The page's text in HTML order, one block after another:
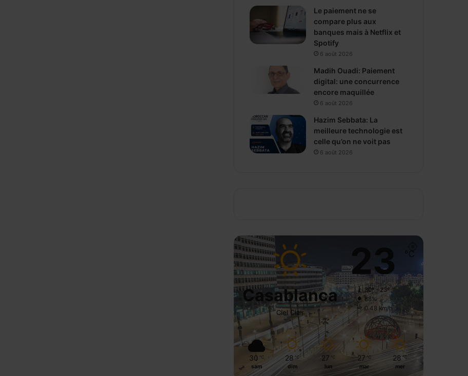
Le paiement ne se
compare plus aux
banques mais à Netflix et
Spotify
6 août 2026
Madih Ouadi: Paiement
digital: une concurrence
encore maquillée
6 août 2026
Hazim Sebbata: La
meilleure technologie est
celle qu’on ne voit pas
6 août 2026
Casablanca
Ciel Clair
23 ℃
30º - 23º
88%
0.48 km/h
30 ℃
sam
28 ℃
dim
27 ℃
lun
27 ℃
mar
28 ℃
mer